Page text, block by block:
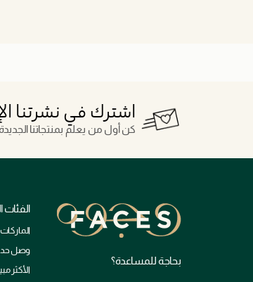
اشترك في نشرتنا
كن أول من يعلم بمنتجاتنا
بحاجة للمساعدة؟
الفئات
الماركات
وصل
الأكثر